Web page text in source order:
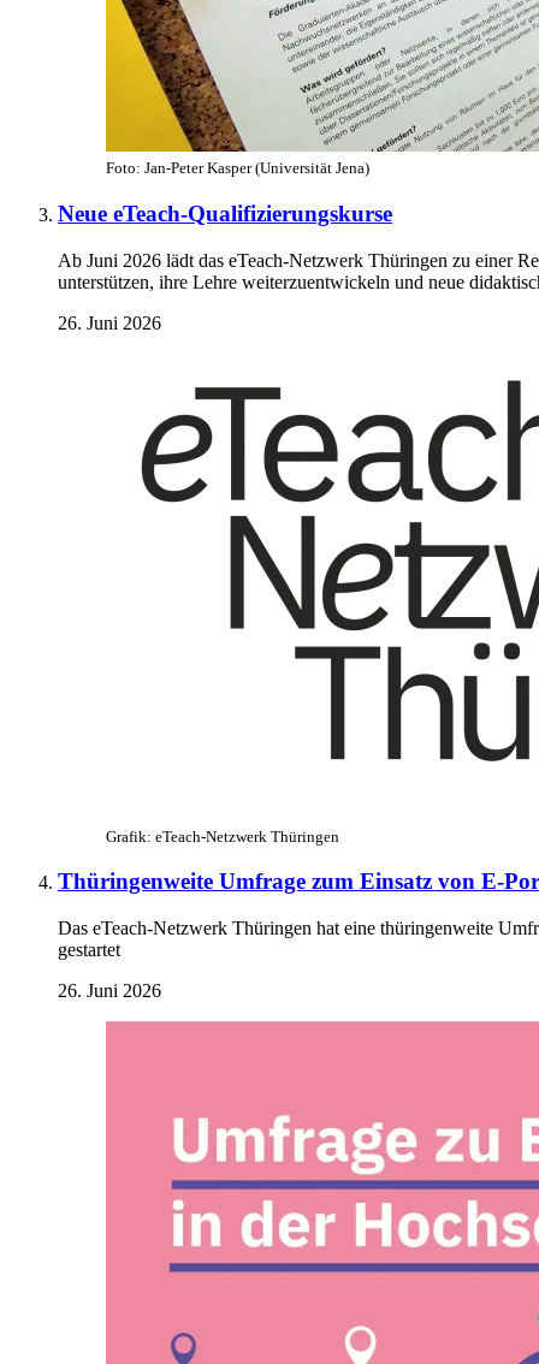
Foto: Jan-Peter Kasper (Universität Jena)
Neue eTeach-Qualifizierungskurse
Ab Juni 2026 lädt das eTeach-Netzwerk Thüringen zu einer
unterstützen, ihre Lehre weiterzuentwickeln und neue
26. Juni 2026
Grafik: eTeach-Netzwerk Thüringen
Thüringenweite Umfrage zum Einsatz von E-
Das eTeach-Netzwerk Thüringen hat eine thüringenweite
gestartet
26. Juni 2026